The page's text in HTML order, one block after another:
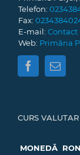
Telefon:
Fax:
E-mail: Contact
Web: Primăria
CURS VALUTAR
MONEDĂ RON